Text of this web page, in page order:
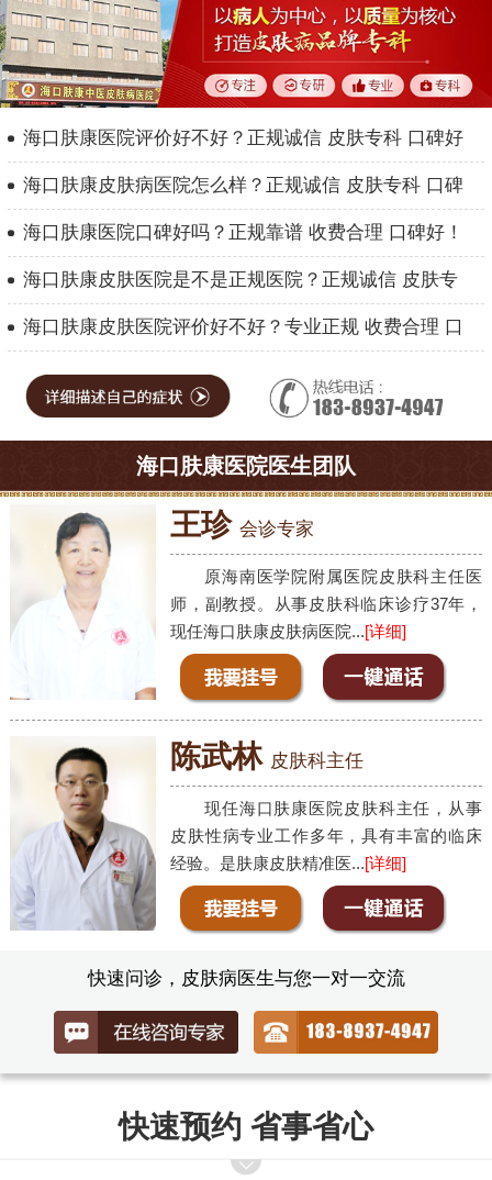
海口肤康医院评价好不好？正规诚信 皮肤专科 口碑好
海口肤康皮肤病医院怎么样？正规诚信 皮肤专科 口碑
海口肤康医院口碑好吗？正规靠谱 收费合理 口碑好！
海口肤康皮肤医院是不是正规医院？正规诚信 皮肤专
海口肤康皮肤医院评价好不好？专业正规 收费合理 口
海口肤康医院医生团队
王珍 会诊专家
原海南医学院附属医院皮肤科主任医
师，副教授。从事皮肤科临床诊疗37年，
现任海口肤康皮肤病医院...[详细]
陈武林 皮肤科主任
现任海口肤康医院皮肤科主任，从事
皮肤性病专业工作多年，具有丰富的临床
经验。是肤康皮肤精准医...[详细]
快速问诊，皮肤病医生与您一对一交流
快速预约 省事省心